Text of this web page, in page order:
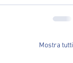
Mostra tutti